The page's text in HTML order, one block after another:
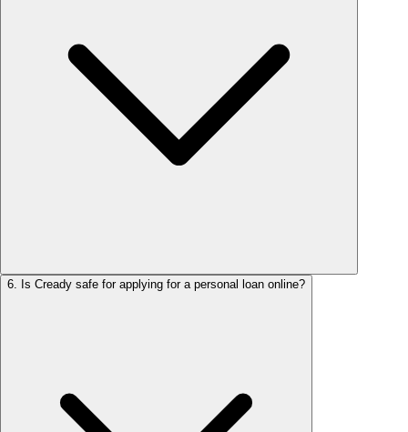
6. Is Cready safe for applying for a personal loan online?